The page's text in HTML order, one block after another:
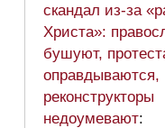
скандал из-за
Христа»:
бушуют,
оправдываются,
реконструкторы
недоумевают: